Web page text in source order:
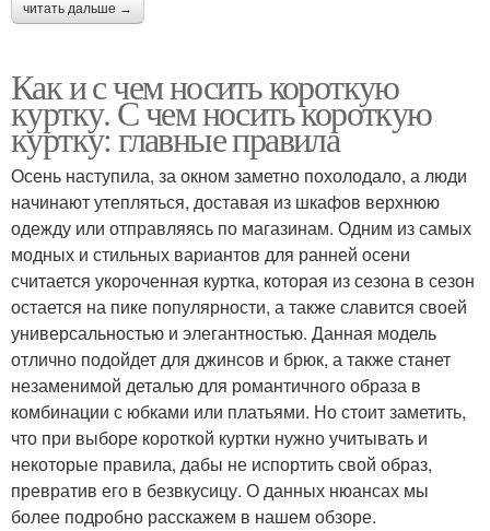
читать дальше →
Как и с чем носить короткую
куртку. С чем носить короткую
куртку: главные правила
Осень наступила, за окном заметно похолодало, а люди
начинают утепляться, доставая из шкафов верхнюю
одежду или отправляясь по магазинам. Одним из самых
модных и стильных вариантов для ранней осени
считается укороченная куртка, которая из сезона в сезон
остается на пике популярности, а также славится своей
универсальностью и элегантностью. Данная модель
отлично подойдет для джинсов и брюк, а также станет
незаменимой деталью для романтичного образа в
комбинации с юбками или платьями. Но стоит заметить,
что при выборе короткой куртки нужно учитывать и
некоторые правила, дабы не испортить свой образ,
превратив его в безвкусицу. О данных нюансах мы
более подробно расскажем в нашем обзоре.